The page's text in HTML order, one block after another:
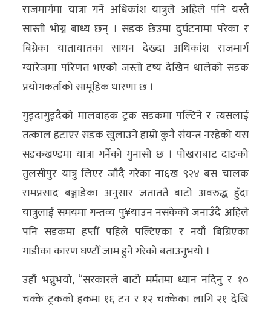
राजमार्गमा यात्रा गर्ने अधिकांश यात्रुले अहिले पनि यस्तै
सास्ती भोग्न बाध्य छन् । सडक छेउमा दुर्घटनामा परेका र
बिग्रेका यातायातका साधन देख्दा अधिकांश राजमार्ग
ग्यारेजमा परिणत भएको जस्तो दृष्य देखिन थालेको सडक
प्रयोगकर्ताको सामूहिक धारणा छ ।
गुड्दागुड्दैको मालवाहक ट्रक सडकमा पल्टिने र त्यसलाई
तत्काल हटाएर सडक खुलाउने हाम्रो कुनै संयन्त्र नरहेको यस
सडकखण्डमा यात्रा गर्नेको गुनासो छ । पोखराबाट दाङको
तुलसीपुर यात्रु लिएर जाँदै गरेका ना६ख ९२४ बस चालक
रामप्रसाद बञ्जाडेका अनुसार जताततै बाटो अवरुद्ध हुँदा
यात्रुलाई समयमा गन्तव्य पु¥याउन नसकेको जनाउँदै अहिले
पनि सडकमा हप्तौँ पहिले पल्टिएका र नयाँ बिग्रिएका
गाडीका कारण घण्टौँ जाम हुने गरेको बताउनुभयो ।
उहाँ भन्नुभयो, “सरकारले बाटो मर्मतमा ध्यान नदिनु र १०
चक्के ट्रकको हकमा १६ टन र १२ चक्केका लागि २१ देखि